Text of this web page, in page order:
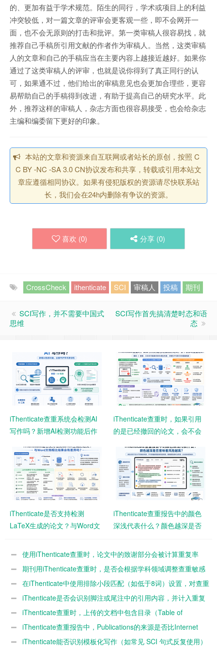
的、更加有益于学术规范。陌生的同行，学术或项目上的利益
冲突较低，对一篇文章的评审会更客观一些，即不会网开一
面，也不会无原则的打击和批评。第一类审稿人很容易找，就
推荐自己手稿所引用文献的作者作为审稿人。当然，这类审稿
人的文章和自己的手稿应当在主要内容上越接近越好。如果你
通过了这类审稿人的评审，也就是说你得到了真正同行的认
可，如果通不过，他们给出的审稿意见也会更加合理些，更容
易帮助自己的手稿得到改进，有助于提高自己的研究水平。此
外，推荐这样的审稿人，杂志方面也很容易接受，也会给杂志
主编和编委留下更好的印象。
本站的文章和资源来自互联网或者站长的原创，按照 C
C BY -NC -SA 3.0 CN协议发布和共享，转载或引用本站文
章应遵循相同协议。如果有侵犯版权的资源请尽快联系站
长，我们会在24h内删除有争议的资源。
喜欢 (0) 分享 (0)
CrossCheck ithenticate SCI 审稿人 投稿 期刊
SCI写作，并不需要中国式
思维
SCI写作首先搞清楚时态和语
态
iThenticate查重系统会检测AI
写作吗？新增AI检测功能后作
iThenticate查重时，如果引用
的是已经撤回的论文，会不会
iThenticate是否支持检测
LaTeX生成的论文？与Word文
iThenticate查重报告中的颜色
深浅代表什么？颜色越深是否
使用iThenticate查重时，论文中的致谢部分会被计算重复率
吗？期刊用iThenticate查重时，是否会根据学科领域调整查重敏感
度？在iThenticate中使用排除小段匹配（如低于8词）设置，对查重
结果影响有多大？
iThenticate是否会识别脚注或尾注中的引用内容，并计入重复
率？iThenticate查重时，上传的文档中包含目录（Table of
Contents）是否会影响最终重复率？
iThenticate查重报告中，Publications的来源是否比Internet
Sources风险更高？
iThenticate能否识别模板化写作（如常见 SCI 句式反复使用）